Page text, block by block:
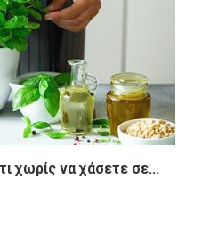
χωρίς να χάσετε σε...